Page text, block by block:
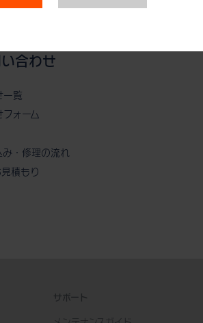
合わせ
一覧
ォーム
み・修理の流れ
積もり
サポート